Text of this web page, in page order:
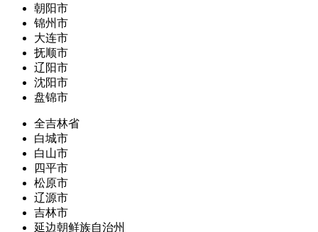
朝阳市
锦州市
大连市
抚顺市
辽阳市
沈阳市
盘锦市
全吉林省
白城市
白山市
四平市
松原市
辽源市
吉林市
延边朝鲜族自治州